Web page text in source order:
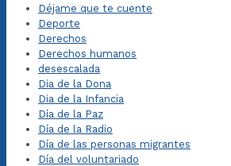
Déjame que te cuente
Deporte
Derechos
Derechos humanos
desescalada
Dia de la Dona
Dia de la Infancia
Día de la Paz
Día de la Radio
Día de las personas migrantes
Día del voluntariado